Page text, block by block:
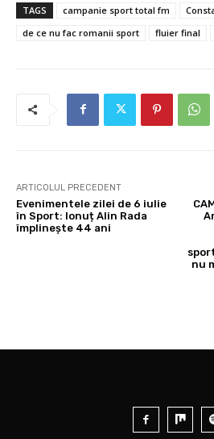
TAGS campanie sport total fm
de ce nu fac romanii sport
fluier final
ARTICOLUL PRECEDENT
Evenimentele zilei de 6 iulie
în Sport: Ionuț Alin Rada
împlinește 44 ani
nu